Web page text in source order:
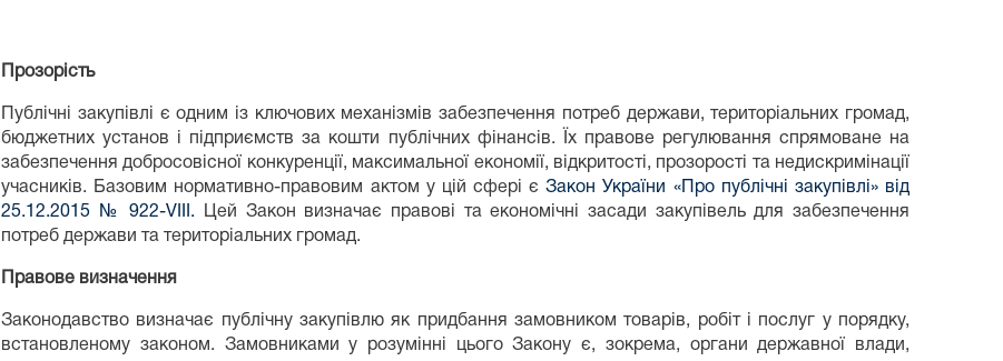
Прозорість
Публічні закупівлі є одним із ключових механізмів забезпечення потреб держави, територіальних громад,
бюджетних установ і підприємств за кошти публічних фінансів. Їх правове регулювання спрямоване на
забезпечення добросовісної конкуренції, максимальної економії, відкритості, прозорості та недискримінації
учасників. Базовим нормативно-правовим актом у цій сфері єЗакон України «Про публічні закупівлі» від
25.12.2015 № 922-VIII. Цей Закон визначає правові та економічні засади закупівель для забезпечення
потреб держави та територіальних громад.
Правове визначення
Законодавство визначає публічну закупівлю як придбання замовником товарів, робіт і послуг у порядку,
встановленому законом. Замовниками у розумінні цього Закону є, зокрема, органи державної влади,